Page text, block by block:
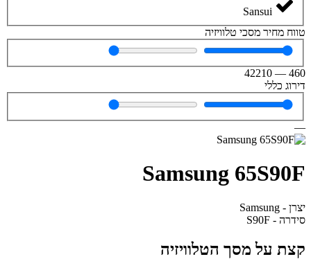
Sansui
טווח מחיר מסכי טלוויזיה
460
—
42210
דירוג כללי
—
Samsung 65S90F
יצרן - Samsung
סידרה - S90F
קצת על מסך הטלוויזיה